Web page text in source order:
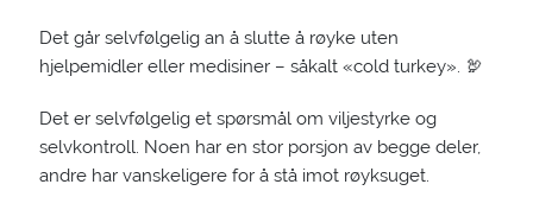
Det går selvfølgelig an å slutte å røyke uten
hjelpemidler eller medisiner – såkalt «cold turkey». 🦃
Det er selvfølgelig et spørsmål om viljestyrke og
selvkontroll. Noen har en stor porsjon av begge deler,
andre har vanskeligere for å stå imot røyksuget.